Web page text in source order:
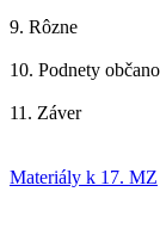
9. Rôzne
10. Podnety
11. Záver
Materiály k 17. MZ